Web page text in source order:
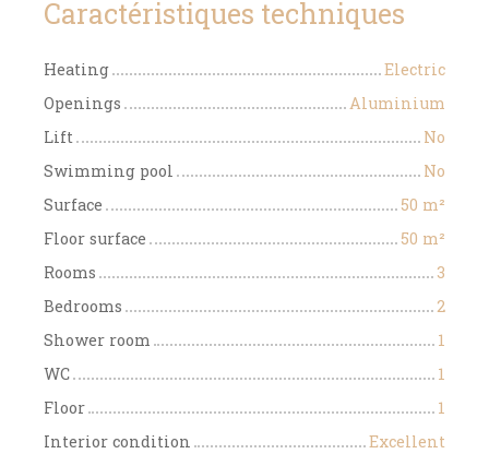
Caractéristiques techniques
Heating
Electric
Openings
Aluminium
Lift
No
Swimming pool
No
Surface
50 m²
Floor surface
50 m²
Rooms
3
Bedrooms
2
Shower room
1
WC
1
Floor
1
Interior condition
Excellent